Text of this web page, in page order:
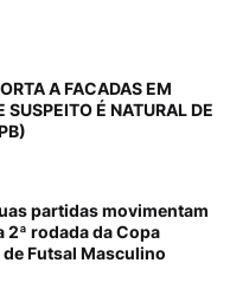
A FACADAS EM
SUSPEITO É NATURAL DE
partidas movimentam
2ª rodada da Copa
Futsal Masculino